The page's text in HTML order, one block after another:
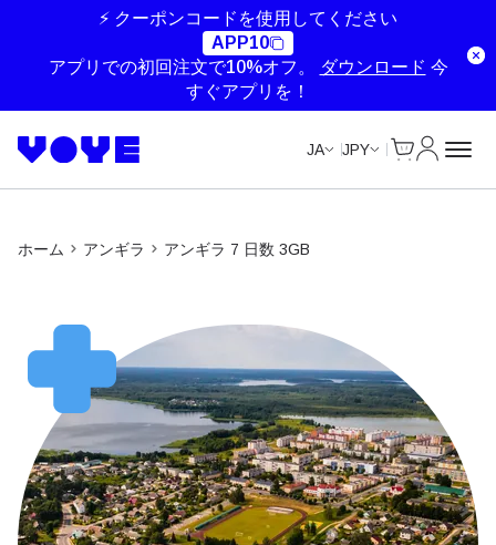
⚡ クーポンコードを使用してください
APP10
アプリでの初回注文で10%オフ。
ダウンロード 今
すぐアプリを！
JA JPY
ホーム アンギラ アンギラ 7 日数 3GB
Unlimited Data
Unlimited Data
Unlimited Data
Unlimited Data